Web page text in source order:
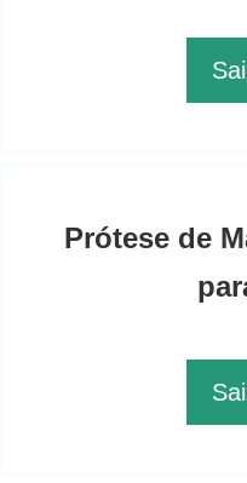
Prótese de